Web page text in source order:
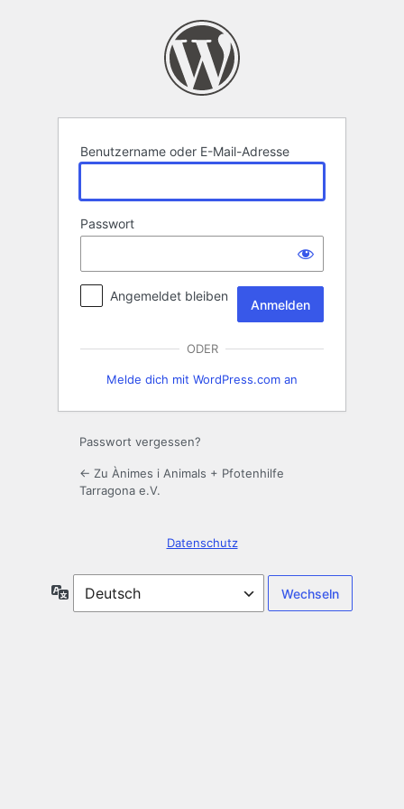
Benutzername oder E-Mail-Adresse
Passwort
Angemeldet bleiben
ODER
Melde dich mit WordPress.com an
Passwort vergessen?
← Zu Ànimes i Animals + Pfotenhilfe
Tarragona e.V.
Datenschutz
Sprache